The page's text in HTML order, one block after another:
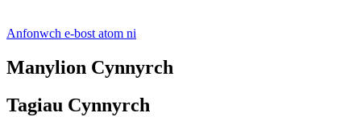
Anfonwch e-bost atom ni
Manylion Cynnyrch
Tagiau Cynnyrch